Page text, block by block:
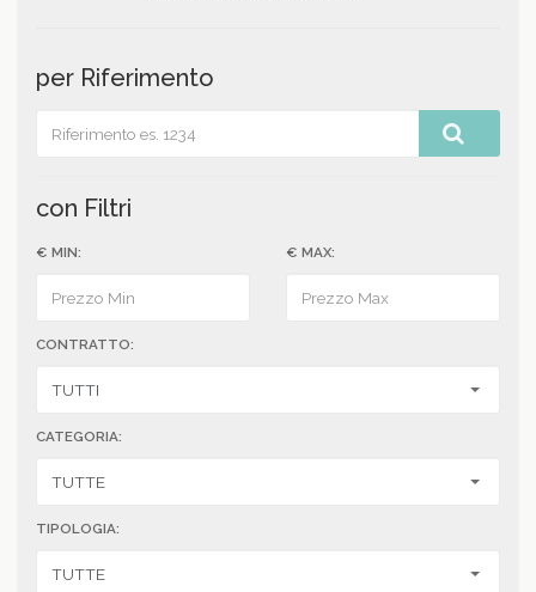
per Riferimento
con Filtri
€ MIN: € MAX:
CONTRATTO:
CATEGORIA:
TIPOLOGIA: